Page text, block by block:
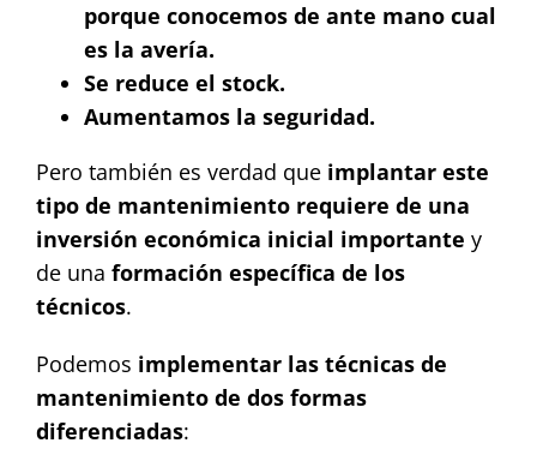
porque conocemos de ante mano cual
es la avería.
Se reduce el stock.
Aumentamos la seguridad.
Pero también es verdad que implantar este
tipo de mantenimiento requiere de una
inversión económica inicial importante y
de una formación específica de los
técnicos.
Podemos implementar las técnicas de
mantenimiento de dos formas
diferenciadas: